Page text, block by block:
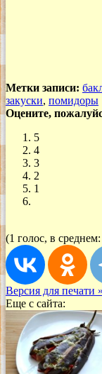
Метки записи:
закуски, помидоры
Оцените,
5
4
3
2
1
(1 голос, в
Версия для печати »
Еще с сайта: